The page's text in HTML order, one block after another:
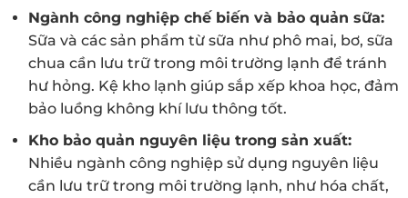
Ngành công nghiệp chế biến và bảo quản sữa:
Sữa và các sản phẩm từ sữa như phô mai, bơ, sữa
chua cần lưu trữ trong môi trường lạnh để tránh
hư hỏng. Kệ kho lạnh giúp sắp xếp khoa học, đảm
bảo luồng không khí lưu thông tốt.
Kho bảo quản nguyên liệu trong sản xuất:
Nhiều ngành công nghiệp sử dụng nguyên liệu
cần lưu trữ trong môi trường lạnh, như hóa chất,